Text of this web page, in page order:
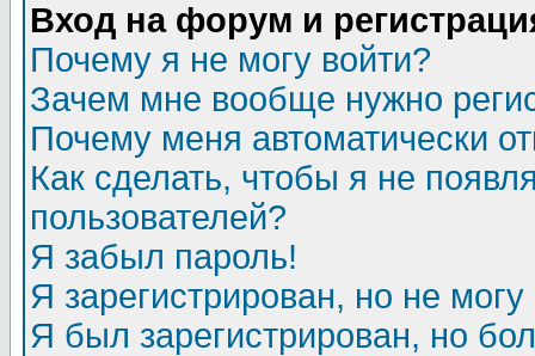
Вход на форум и
Почему я не могу войти?
Зачем мне вообще нужно
Почему меня автоматически
Как сделать, чтобы я не
пользователей?
Я забыл пароль!
Я зарегистрирован, но не могу
Я был зарегистрирован, но